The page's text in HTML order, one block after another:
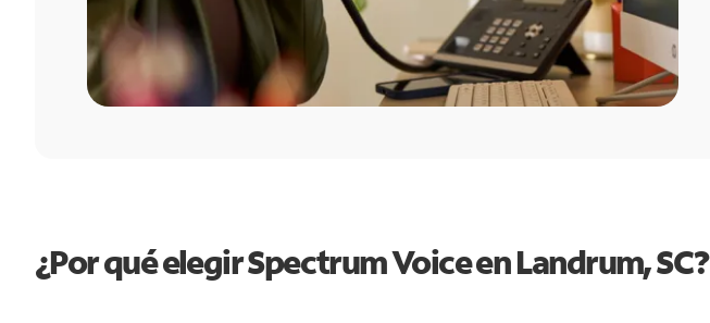
¿Por qué elegir Spectrum Voice en Landrum, SC?